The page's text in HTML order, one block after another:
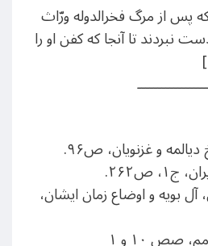
پس از مرگ فخرالدوله ورّاث
نبردند تا آنجا که کفن او را
بویه و اوضاع زمان ایشان،